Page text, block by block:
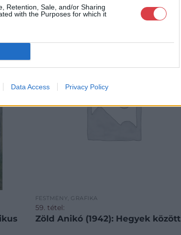
Retention, Sale, and/or Sharing
with the Purposes for which it
Data Access Privacy Policy
FESTMÉNY, GRAFIKA
59. tétel:
Zöld Anikó (1942): Hegyek között